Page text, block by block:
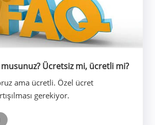
Ücretsiz mi, ücretli mi?
ama ücretli. Özel ücret
gerekiyor.